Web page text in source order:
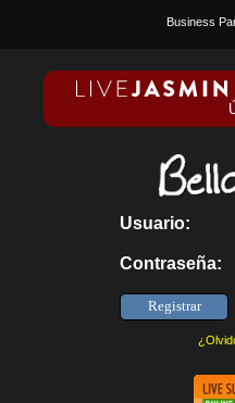
Business
Usuario:
Contraseña: